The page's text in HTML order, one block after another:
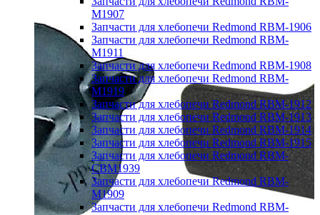
M1907
Запчасти для хлебопечи Redmond RBM-1906
Запчасти для хлебопечи Redmond RBM-
M1911
Запчасти для хлебопечи Redmond RBM-1908
Запчасти для хлебопечи Redmond RBM-
M1919
Запчасти для хлебопечи Redmond RBM-1912
Запчасти для хлебопечи Redmond RBM-1913
Запчасти для хлебопечи Redmond RBM-1914
Запчасти для хлебопечи Redmond RBM-1915
Запчасти для хлебопечи Redmond RBM-
CBM1939
Запчасти для хлебопечи Redmond RBM-
M1909
Запчасти для хлебопечи Redmond RBM-